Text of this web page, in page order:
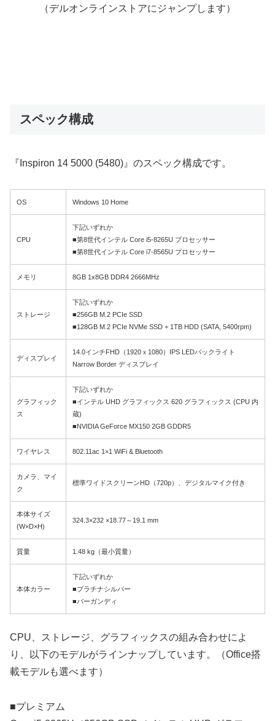
（デルオンラインストアにジャンプします）
スペック構成
『Inspiron 14 5000 (5480)』のスペック構成です。
OS Windows 10 Home
CPU
下記いずれか
■第8世代インテル Core i5-8265U プロセッサー
■第8世代インテル Core i7-8565U プロセッサー
メモリ 8GB 1x8GB DDR4 2666MHz
ストレージ
下記いずれか
■256GB M.2 PCIe SSD
■128GB M.2 PCIe NVMe SSD + 1TB HDD (SATA, 5400rpm)
ディスプレイ
14.0インチFHD（1920ｘ1080）IPS LEDバックライト
Narrow Border ディスプレイ
グラフィック
ス
下記いずれか
■インテル UHD グラフィックス 620 グラフィックス (CPU 内
蔵)
■NVIDIA GeForce MX150 2GB GDDR5
ワイヤレス 802.11ac 1×1 WiFi & Bluetooth
カメラ、マイ
ク
標準ワイドスクリーンHD（720p）、デジタルマイク付き
本体サイズ
(W×D×H)
324.3×232 ×18.77～19.1 mm
質量 1.48 kg（最小質量）
本体カラー
下記いずれか
■プラチナシルバー
■バーガンディ
CPU、ストレージ、グラフィックスの組み合わせによ
り、以下のモデルがラインナップしています。（Office搭
載モデルも選べます）
■プレミアム